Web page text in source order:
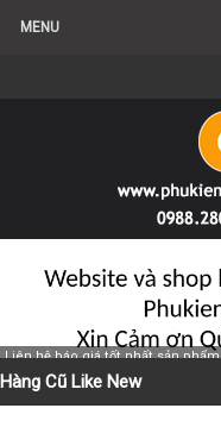
MENU
Liên hệ báo giá tốt nhất sản phẩm
Hàng Cũ Like New